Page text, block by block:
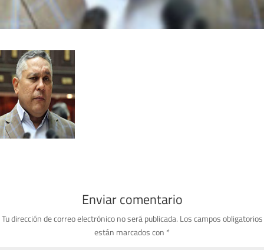
Enviar comentario
Tu dirección de correo electrónico no será publicada. Los campos obligatorios
están marcados con *